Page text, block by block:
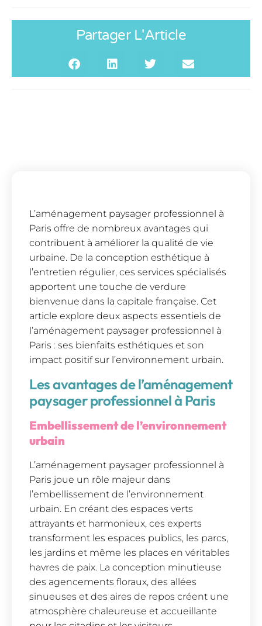
Partager L'Article
L’aménagement paysager professionnel à
Paris offre de nombreux avantages qui
contribuent à améliorer la qualité de vie
urbaine. De la conception esthétique à
l’entretien régulier, ces services spécialisés
apportent une touche de verdure
bienvenue dans la capitale française. Cet
article explore deux aspects essentiels de
l’aménagement paysager professionnel à
Paris : ses bienfaits esthétiques et son
impact positif sur l’environnement urbain.
Les avantages de l’aménagement
paysager professionnel à Paris
Embellissement de l’environnement
urbain
L’aménagement paysager professionnel à
Paris joue un rôle majeur dans
l’embellissement de l’environnement
urbain. En créant des espaces verts
attrayants et harmonieux, ces experts
transforment les espaces publics, les parcs,
les jardins et même les places en véritables
havres de paix. La conception minutieuse
des agencements floraux, des allées
sinueuses et des aires de repos créent une
atmosphère chaleureuse et accueillante